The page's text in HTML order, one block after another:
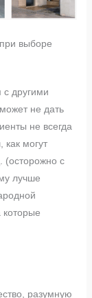
выборе
другими
не дать
не всегда
как могут
(осторожно с
лучше
которые
разумную